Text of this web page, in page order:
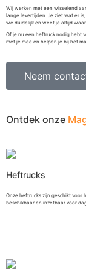
Wij werken met een wisselend
lange levertijden. Je ziet wat er
we duidelijk en weet je altijd
Of je nu een heftruck nodig hebt
met je mee en helpen je bij het
Neem
Ontdek onze
Heftrucks
Onze heftrucks zijn geschikt voor
beschikbaar en inzetbaar voor